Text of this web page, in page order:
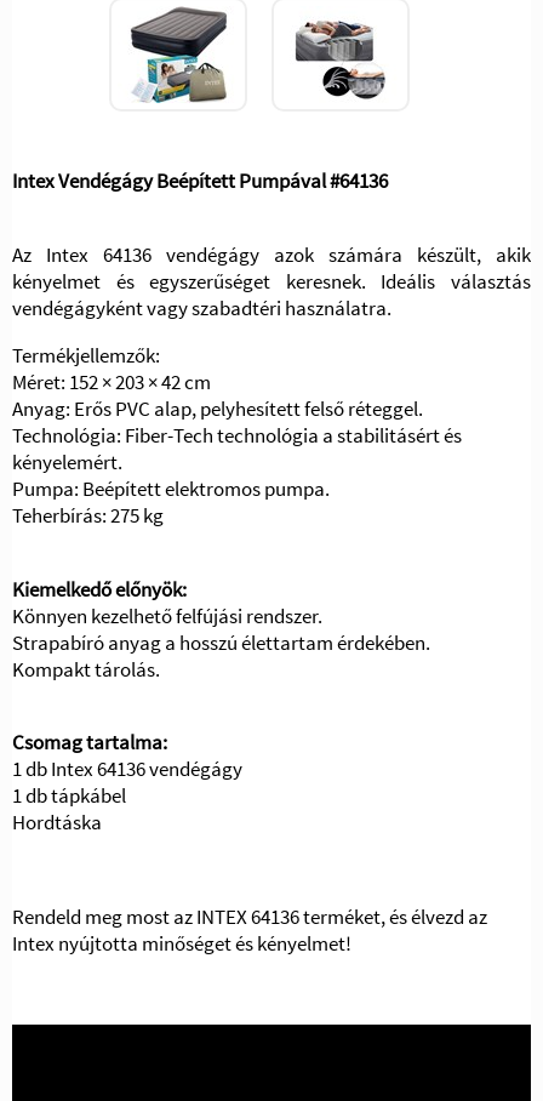
Intex Vendégágy Beépített Pumpával #64136
Az Intex 64136 vendégágy azok számára készült, akik
kényelmet és egyszerűséget keresnek. Ideális választás
vendégágyként vagy szabadtéri használatra.
Termékjellemzők:
Méret: 152 × 203 × 42 cm
Anyag: Erős PVC alap, pelyhesített felső réteggel.
Technológia: Fiber-Tech technológia a stabilitásért és
kényelemért.
Pumpa: Beépített elektromos pumpa.
Teherbírás: 275 kg
Kiemelkedő előnyök:
Könnyen kezelhető felfújási rendszer.
Strapabíró anyag a hosszú élettartam érdekében.
Kompakt tárolás.
Csomag tartalma:
1 db Intex 64136 vendégágy
1 db tápkábel
Hordtáska
Rendeld meg most az INTEX 64136 terméket, és élvezd az
Intex nyújtotta minőséget és kényelmet!